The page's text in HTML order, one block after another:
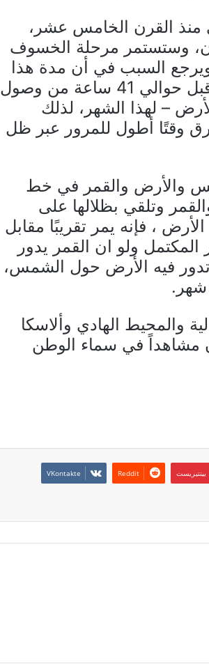
القرن الخامس عشر،
وستستمر مرحلة الخسوف
و 28 دقيقة و 23 ثانية، ويرجع السبب في أن مدة هذا
الخسوف طويلة لأن ذروته العظمى تحدث قبل حوالي 41 ساعة من وصول
– لهذا الشهر، لذلك
وقتًا أطول للمرور عبر ظل
والأرض والقمر في خط
وتلقي بظلالها على
، فإنه يمر تقريبًا مقابل
ولو ان القمر يدور
فيه الأرض حول الشمس،
شهر.
والمحيط الهادي وألاسكا
مشاهداً في سماء الوطن
بينتيريست